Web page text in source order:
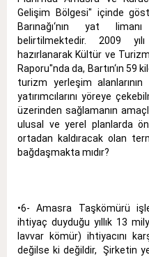
Gelişim Bölgesi" içinde
Barınağı‘nın yat
belirtilmektedir. 2009
hazırlanarak Kültür ve
Raporu"nda da, Bartın‘ın 59
turizm yerleşim
yatırımcılarını yöreye
üzerinden sağlamanın
ulusal ve yerel planlarda
ortadan kaldıracak olan
bağdaşmakta mıdır?
•6- Amasra Taşkömürü
ihtiyaç duyduğu yıllık 13
lavvar kömür) ihtiyacını
değilse ki değildir, Şirketin